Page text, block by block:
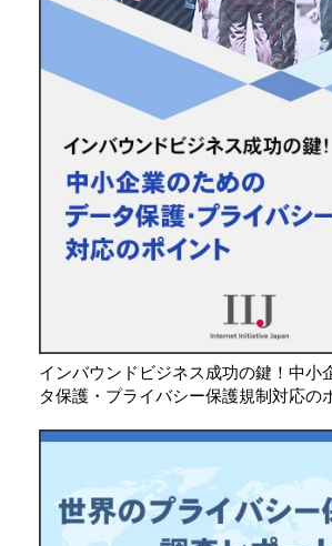
インバウンドビジネス成功の鍵！中小
タ保護・プライバシー保護規制対応の